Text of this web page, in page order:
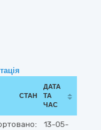
СТАН
ДАТА
ТА
ЧАС
13-05-